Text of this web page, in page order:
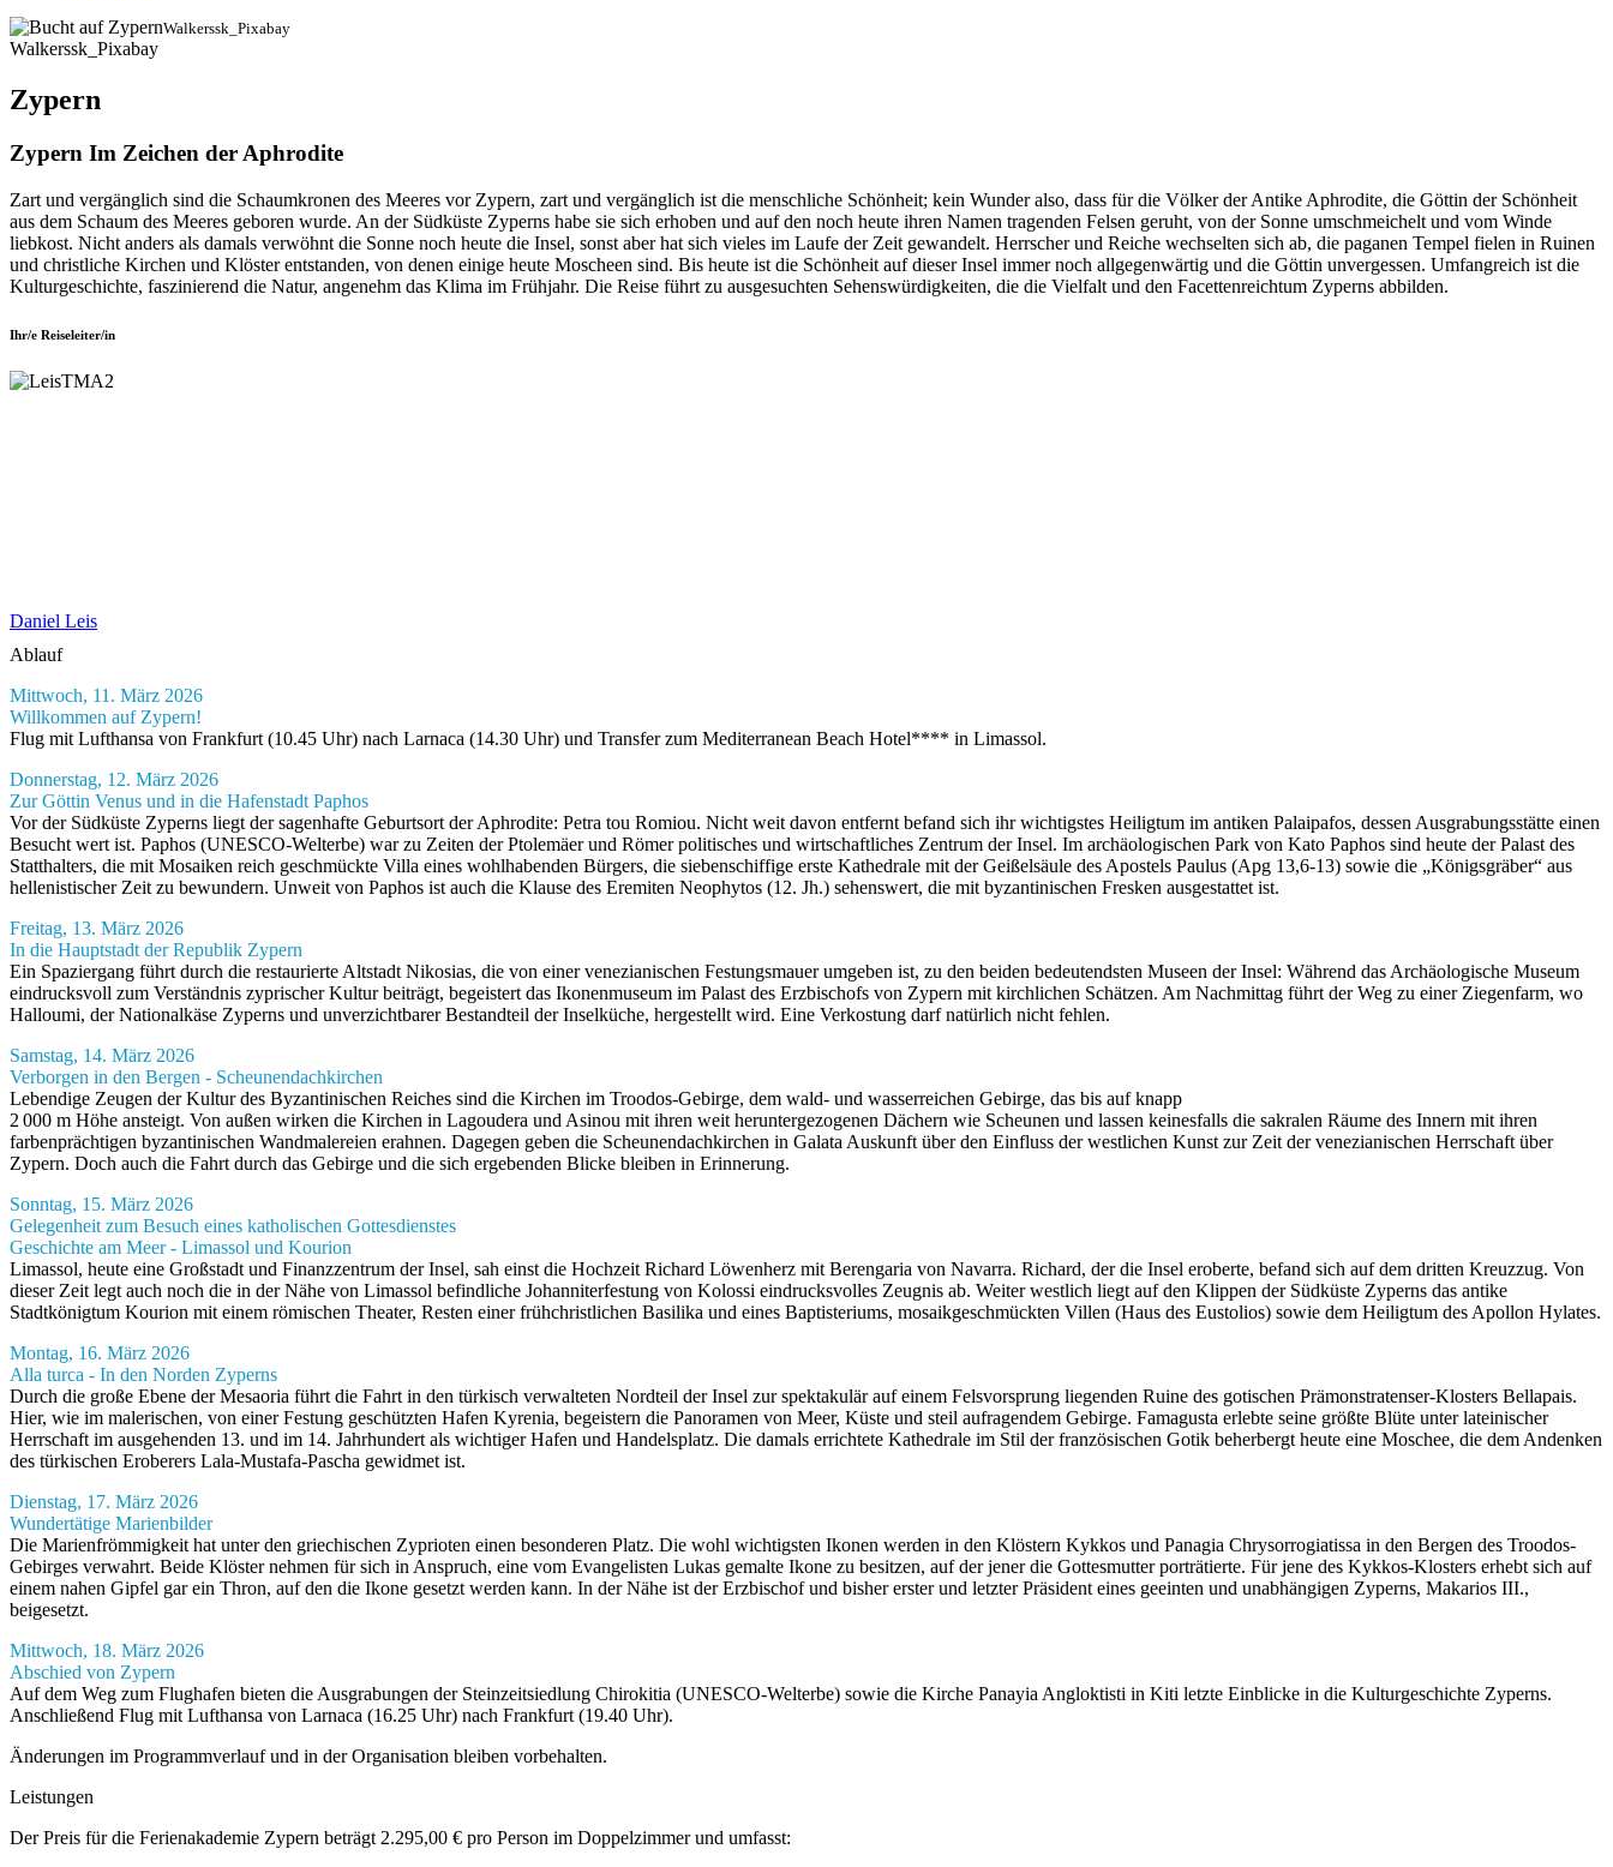
Walkerssk_Pixabay
Walkerssk_Pixabay
Zypern
Zypern Im Zeichen der Aphrodite
Zart und vergänglich sind die Schaumkronen des Meeres vor Zypern, zart und vergänglich ist die menschliche Schönheit; kein Wunder also, dass für die Völker der Antike Aphrodite, die Göttin der Schönheit
aus dem Schaum des Meeres geboren wurde. An der Südküste Zyperns habe sie sich erhoben und auf den noch heute ihren Namen tragenden Felsen geruht, von der Sonne umschmeichelt und vom Winde
liebkost. Nicht anders als damals verwöhnt die Sonne noch heute die Insel, sonst aber hat sich vieles im Laufe der Zeit gewandelt. Herrscher und Reiche wechselten sich ab, die paganen Tempel fielen in Ruinen
und christliche Kirchen und Klöster entstanden, von denen einige heute Moscheen sind. Bis heute ist die Schönheit auf dieser Insel immer noch allgegenwärtig und die Göttin unvergessen. Umfangreich ist die
Kulturgeschichte, faszinierend die Natur, angenehm das Klima im Frühjahr. Die Reise führt zu ausgesuchten Sehenswürdigkeiten, die die Vielfalt und den Facettenreichtum Zyperns abbilden.
Ihr/e Reiseleiter/in
Daniel Leis
Ablauf
Mittwoch, 11. März 2026
Willkommen auf Zypern!
Flug mit Lufthansa von Frankfurt (10.45 Uhr) nach Larnaca (14.30 Uhr) und Transfer zum Mediterranean Beach Hotel**** in Limassol.
Donnerstag, 12. März 2026
Zur Göttin Venus und in die Hafenstadt Paphos
Vor der Südküste Zyperns liegt der sagenhafte Geburtsort der Aphrodite: Petra tou Romiou. Nicht weit davon entfernt befand sich ihr wichtigstes Heiligtum im antiken Palaipafos, dessen Ausgrabungsstätte einen
Besucht wert ist. Paphos (UNESCO-Welterbe) war zu Zeiten der Ptolemäer und Römer politisches und wirtschaftliches Zentrum der Insel. Im archäologischen Park von Kato Paphos sind heute der Palast des
Statthalters, die mit Mosaiken reich geschmückte Villa eines wohlhabenden Bürgers, die siebenschiffige erste Kathedrale mit der Geißelsäule des Apostels Paulus (Apg 13,6-13) sowie die „Königsgräber“ aus
hellenistischer Zeit zu bewundern. Unweit von Paphos ist auch die Klause des Eremiten Neophytos (12. Jh.) sehenswert, die mit byzantinischen Fresken ausgestattet ist.
Freitag, 13. März 2026
In die Hauptstadt der Republik Zypern
Ein Spaziergang führt durch die restaurierte Altstadt Nikosias, die von einer venezianischen Festungsmauer umgeben ist, zu den beiden bedeutendsten Museen der Insel: Während das Archäologische Museum
eindrucksvoll zum Verständnis zyprischer Kultur beiträgt, begeistert das Ikonenmuseum im Palast des Erzbischofs von Zypern mit kirchlichen Schätzen. Am Nachmittag führt der Weg zu einer Ziegenfarm, wo
Halloumi, der Nationalkäse Zyperns und unverzichtbarer Bestandteil der Inselküche, hergestellt wird. Eine Verkostung darf natürlich nicht fehlen.
Samstag, 14. März 2026
Verborgen in den Bergen - Scheunendachkirchen
Lebendige Zeugen der Kultur des Byzantinischen Reiches sind die Kirchen im Troodos-Gebirge, dem wald- und wasserreichen Gebirge, das bis auf knapp
2 000 m Höhe ansteigt. Von außen wirken die Kirchen in Lagoudera und Asinou mit ihren weit heruntergezogenen Dächern wie Scheunen und lassen keinesfalls die sakralen Räume des Innern mit ihren
farbenprächtigen byzantinischen Wandmalereien erahnen. Dagegen geben die Scheunendachkirchen in Galata Auskunft über den Einfluss der westlichen Kunst zur Zeit der venezianischen Herrschaft über
Zypern. Doch auch die Fahrt durch das Gebirge und die sich ergebenden Blicke bleiben in Erinnerung.
Sonntag, 15. März 2026
Gelegenheit zum Besuch eines katholischen Gottesdienstes
Geschichte am Meer - Limassol und Kourion
Limassol, heute eine Großstadt und Finanzzentrum der Insel, sah einst die Hochzeit Richard Löwenherz mit Berengaria von Navarra. Richard, der die Insel eroberte, befand sich auf dem dritten Kreuzzug. Von
dieser Zeit legt auch noch die in der Nähe von Limassol befindliche Johanniterfestung von Kolossi eindrucksvolles Zeugnis ab. Weiter westlich liegt auf den Klippen der Südküste Zyperns das antike
Stadtkönigtum Kourion mit einem römischen Theater, Resten einer frühchristlichen Basilika und eines Baptisteriums, mosaikgeschmückten Villen (Haus des Eustolios) sowie dem Heiligtum des Apollon Hylates.
Montag, 16. März 2026
Alla turca - In den Norden Zyperns
Durch die große Ebene der Mesaoria führt die Fahrt in den türkisch verwalteten Nordteil der Insel zur spektakulär auf einem Felsvorsprung liegenden Ruine des gotischen Prämonstratenser-Klosters Bellapais.
Hier, wie im malerischen, von einer Festung geschützten Hafen Kyrenia, begeistern die Panoramen von Meer, Küste und steil aufragendem Gebirge. Famagusta erlebte seine größte Blüte unter lateinischer
Herrschaft im ausgehenden 13. und im 14. Jahrhundert als wichtiger Hafen und Handelsplatz. Die damals errichtete Kathedrale im Stil der französischen Gotik beherbergt heute eine Moschee, die dem Andenken
des türkischen Eroberers Lala-Mustafa-Pascha gewidmet ist.
Dienstag, 17. März 2026
Wundertätige Marienbilder
Die Marienfrömmigkeit hat unter den griechischen Zyprioten einen besonderen Platz. Die wohl wichtigsten Ikonen werden in den Klöstern Kykkos und Panagia Chrysorrogiatissa in den Bergen des Troodos-
Gebirges verwahrt. Beide Klöster nehmen für sich in Anspruch, eine vom Evangelisten Lukas gemalte Ikone zu besitzen, auf der jener die Gottesmutter porträtierte. Für jene des Kykkos-Klosters erhebt sich auf
einem nahen Gipfel gar ein Thron, auf den die Ikone gesetzt werden kann. In der Nähe ist der Erzbischof und bisher erster und letzter Präsident eines geeinten und unabhängigen Zyperns, Makarios III.,
beigesetzt.
Mittwoch, 18. März 2026
Abschied von Zypern
Auf dem Weg zum Flughafen bieten die Ausgrabungen der Steinzeitsiedlung Chirokitia (UNESCO-Welterbe) sowie die Kirche Panayia Angloktisti in Kiti letzte Einblicke in die Kulturgeschichte Zyperns.
Anschließend Flug mit Lufthansa von Larnaca (16.25 Uhr) nach Frankfurt (19.40 Uhr).
Änderungen im Programmverlauf und in der Organisation bleiben vorbehalten.
Leistungen
Der Preis für die Ferienakademie Zypern beträgt 2.295,00 € pro Person im Doppelzimmer und umfasst: